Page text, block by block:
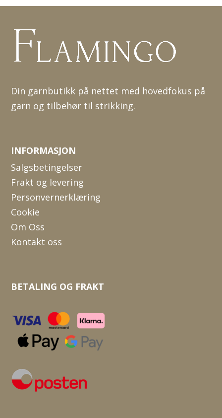
Din garnbutikk på nettet med hovedfokus på
garn og tilbehør til strikking.
INFORMASJON
Salgsbetingelser
Frakt og levering
Personvernerklæring
Cookie
Om Oss
Kontakt oss
BETALING OG FRAKT